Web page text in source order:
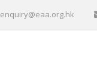
enquiry@eaa.org.hk